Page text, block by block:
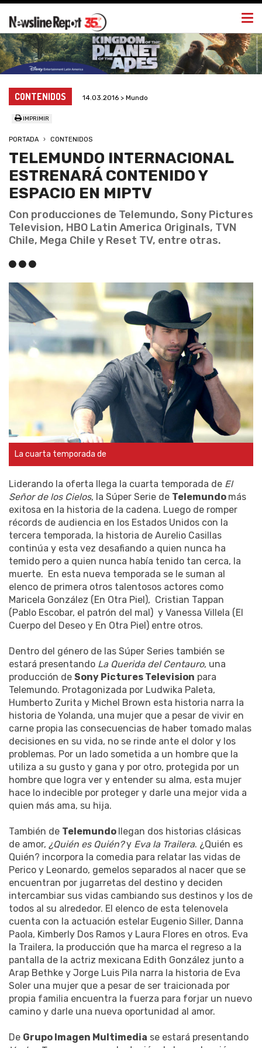
CONTENIDOS 14.03.2016 > Mundo
IMPRIMIR
PORTADA CONTENIDOS
TELEMUNDO INTERNACIONAL
ESTRENARÁ CONTENIDO Y
ESPACIO EN MIPTV
Con producciones de Telemundo, Sony Pictures
Television, HBO Latin America Originals, TVN
Chile, Mega Chile y Reset TV, entre otras.
La cuarta temporada de
Liderando la oferta llega la cuarta temporada de El
Señor de los Cielos, la Súper Serie de Telemundo más
exitosa en la historia de la cadena. Luego de romper
récords de audiencia en los Estados Unidos con la
tercera temporada, la historia de Aurelio Casillas
continúa y esta vez desafiando a quien nunca ha
temido pero a quien nunca había tenido tan cerca, la
muerte. En esta nueva temporada se le suman al
elenco de primera otros talentosos actores como
Maricela González (En Otra Piel), Cristian Tappan
(Pablo Escobar, el patrón del mal) y Vanessa Villela (El
Cuerpo del Deseo y En Otra Piel) entre otros.
Dentro del género de las Súper Series también se
estará presentando La Querida del Centauro, una
producción de Sony Pictures Television para
Telemundo. Protagonizada por Ludwika Paleta,
Humberto Zurita y Michel Brown esta historia narra la
historia de Yolanda, una mujer que a pesar de vivir en
carne propia las consecuencias de haber tomado malas
decisiones en su vida, no se rinde ante el dolor y los
problemas. Por un lado sometida a un hombre que la
utiliza a su gusto y gana y por otro, protegida por un
hombre que logra ver y entender su alma, esta mujer
hace lo indecible por proteger y darle una mejor vida a
quien más ama, su hija.
También de Telemundo llegan dos historias clásicas
de amor, ¿Quién es Quién?y Eva la Trailera. ¿Quién es
Quién? incorpora la comedia para relatar las vidas de
Perico y Leonardo, gemelos separados al nacer que se
encuentran por jugarretas del destino y deciden
intercambiar sus vidas cambiando sus destinos y los de
todos al su alrededor. El elenco de esta telenovela
cuenta con la actuación estelar Eugenio Siller, Danna
Paola, Kimberly Dos Ramos y Laura Flores en otros. Eva
la Trailera, la producción que ha marca el regreso a la
pantalla de la actriz mexicana Edith González junto a
Arap Bethke y Jorge Luis Pila narra la historia de Eva
Soler una mujer que a pesar de ser traicionada por
propia familia encuentra la fuerza para forjar un nuevo
camino y darle una nueva oportunidad al amor.
De Grupo Imagen Multimedia se estará presentando